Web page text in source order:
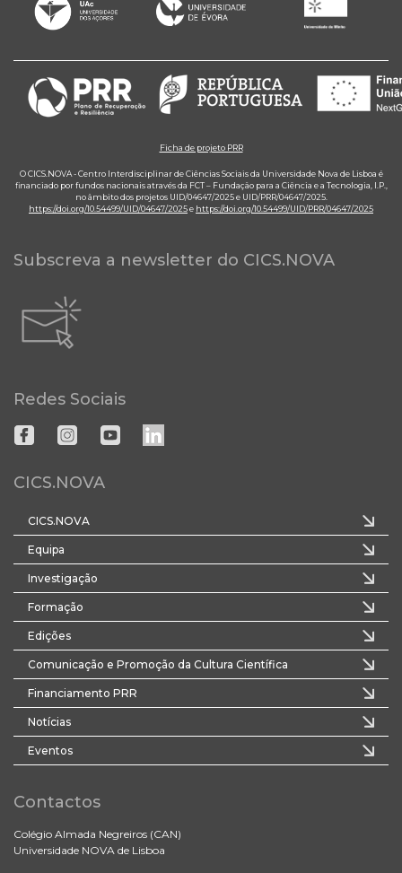
Ficha de projeto PRR
O CICS.NOVA - Centro Interdisciplinar de Ciências Sociais da Universidade Nova de Lisboa é
financiado por fundos nacionais através da FCT – Fundação para a Ciência e a Tecnologia, I.P.,
no âmbito dos projetos UID/04647/2025 e UID/PRR/04647/2025.
https://doi.org/10.54499/UID/04647/2025e https://doi.org/10.54499/UID/PRR/04647/2025
Subscreva a newsletter do CICS.NOVA
Redes Sociais
CICS.NOVA
CICS.NOVA
Equipa
Investigação
Formação
Edições
Comunicação e Promoção da Cultura Científica
Financiamento PRR
Notícias
Eventos
Contactos
Colégio Almada Negreiros (CAN)
Universidade NOVA de Lisboa